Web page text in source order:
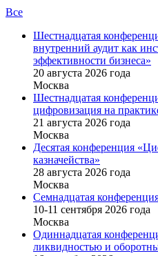
Все
Шестнадцатая
внутренний аудит как
эффективности бизнеса»
20 августа 2026 года
Москва
Шестнадцатая
цифровизация на
21 августа 2026 года
Москва
Десятая конференция
казначейства»
28 августа 2026 года
Москва
Семнадцатая
10-11 сентября 2026 года
Москва
Одиннадцатая
ликвидностью и